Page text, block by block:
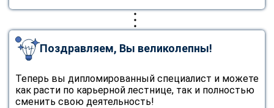
Поздравляем, Вы великолепны!
Теперь вы дипломированный специалист и можете
как расти по карьерной лестнице, так и полностью
сменить свою деятельность!